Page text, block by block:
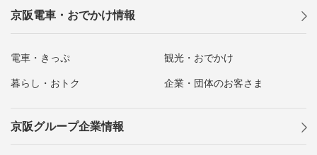
京阪電車・おでかけ情報
電車・きっぷ 観光・おでかけ
暮らし・おトク 企業・団体のお客さま
京阪グループ企業情報